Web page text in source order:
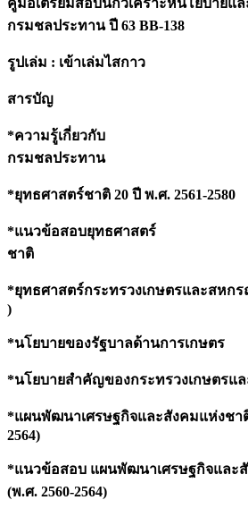
ปี
63
138
กรมชลประทาน ปี 63 BB-138
รูปเล่ม : เข้าเล่มไสกาว
สารบัญ
*ความรู้เกี่ยวกับ
กรมชลป
*ยุทธศาสตร์ชาติ 20 ปี พ.ศ. 2561-2580
*แนวข้อสอบยุทธศาสตร์
ชา
*ยุทธศาสตร์กระทรวงเกษตรและสหก
)
*นโยบายของรัฐบาลด้านการเกษตร
*นโยบายสำคัญของกระทรวงเกษตรแ
*แผนพัฒนาเศรษฐกิจและสังคมแห่งชา
2564)
*แนวข้อสอบ แผนพัฒนาเศรษฐกิจและ
(พ.ศ. 2560-2564)